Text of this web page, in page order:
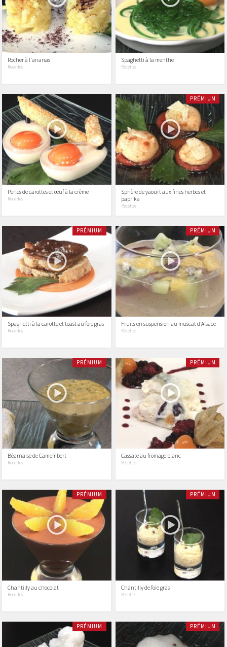
Rocher à l'ananas
Recettes
Spaghetti à la menthe
Recettes
Perles de carottes et œuf à la crème
Recettes
PRÉMIUM
Sphère de yaourt aux fines herbes et
paprika
Recettes
PRÉMIUM
Spaghetti à la carotte et toast au foie gras
Recettes
PRÉMIUM
Fruits en suspension au muscat d'Alsace
Recettes
PRÉMIUM
Béarnaise de Camembert
Recettes
PRÉMIUM
Cassate au fromage blanc
Recettes
PRÉMIUM
Chantilly au chocolat
Recettes
PRÉMIUM
Chantilly de foie gras
Recettes
PRÉMIUM PRÉMIUM